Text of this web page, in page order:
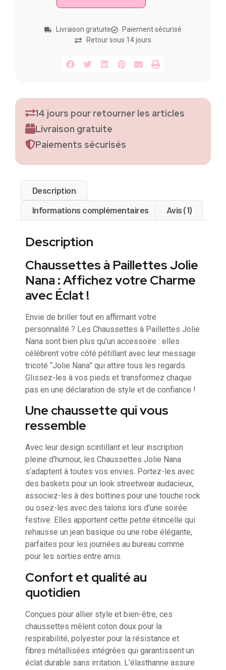
Livraison gratuite
Paiement sécurisé
Retour sous 14 jours
14 jours pour retourner les articles
Livraison gratuite
Paiements sécurisés
Description
Informations complémentaires
Avis (1)
Description
Chaussettes à Paillettes Jolie
Nana : Affichez votre Charme
avec Éclat !
Envie de briller tout en affirmant votre
personnalité ? Les Chaussettes à Paillettes Jolie
Nana sont bien plus qu’un accessoire : elles
célèbrent votre côté pétillant avec leur message
tricoté “Jolie Nana” qui attire tous les regards.
Glissez-les à vos pieds et transformez chaque
pas en une déclaration de style et de confiance !
Une chaussette qui vous
ressemble
Avec leur design scintillant et leur inscription
pleine d’humour, les Chaussettes Jolie Nana
s’adaptent à toutes vos envies. Portez-les avec
des baskets pour un look streetwear audacieux,
associez-les à des bottines pour une touche rock
ou osez-les avec des talons lors d’une soirée
festive. Elles apportent cette petite étincelle qui
rehausse un jean basique ou une robe élégante,
parfaites pour les journées au bureau comme
pour les sorties entre amis.
Confort et qualité au
quotidien
Conçues pour allier style et bien-être, ces
chaussettes mêlent coton doux pour la
respirabilité, polyester pour la résistance et
fibres métallisées intégrées qui garantissent un
éclat durable sans irritation. L’élasthanne assure